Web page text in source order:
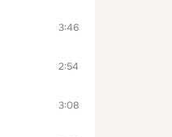
3:46
2:54
3:08